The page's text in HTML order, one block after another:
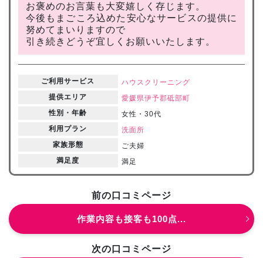
お褒めのお言葉も大変嬉しく存じます。
今後もまごころ込めた安心なサービスの提供に
努めてまいりますので
引き続きどうぞ宜しくお願いいたします。
ご利用サービス
ハウスクリーニング
提供エリア
愛媛県伊予郡砥部町
性別・年齢
女性・30代
利用プラン
洗面所
家族形態
ご夫婦
満足度
満足
前の口コミページ
作業内容も接客も100点...
次の口コミページ